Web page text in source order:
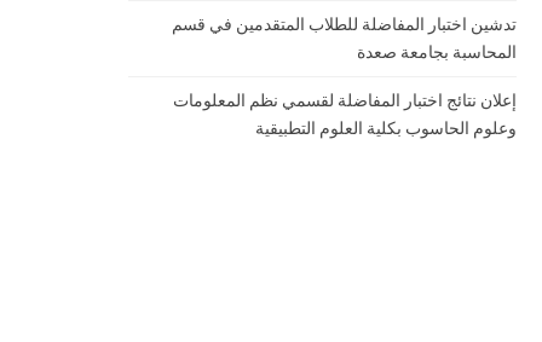
تدشين اختبار المفاضلة للطلاب المتقدمين في قسم
المحاسبة بجامعة صعدة
إعلان نتائج اختبار المفاضلة لقسمي نظم المعلومات
وعلوم الحاسوب بكلية العلوم التطبيقية